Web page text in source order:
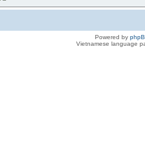
Powered by
Vietnamese language